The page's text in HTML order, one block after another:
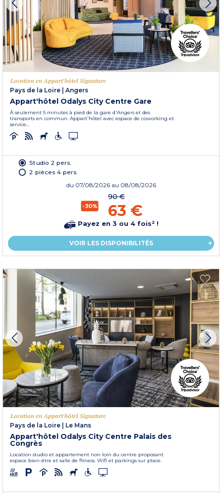
Location en Appart'hôtel Signature
Pays de la Loire | Angers
Appart'hôtel Odalys City Centre Gare
À seulement 5 minutes à pied de la gare d'Angers et des
transports en commun. Appart'hôtel avec espace de coworking et
service...
Studio 2 pers.
2 pièces 4 pers.
du 07/08/2026 au 08/08/2026
-30%
90 €
63 €
Payez en 3 ou 4 fois² !
VOIR LES DISPONIBILITÉS
Location en Appart'hôtel Signature
Pays de la Loire
Le Mans
Appart'hôtel Odalys City Centre Palais des
Congrès
Location studio et appartement non loin du centre proposant
espace bien-être et salle de fitness. Wifi et parkings sur place.